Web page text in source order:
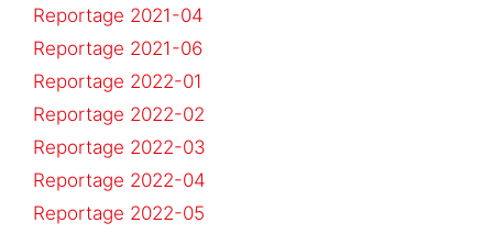
Reportage 2021-04
Reportage 2021-06
Reportage 2022-01
Reportage 2022-02
Reportage 2022-03
Reportage 2022-04
Reportage 2022-05